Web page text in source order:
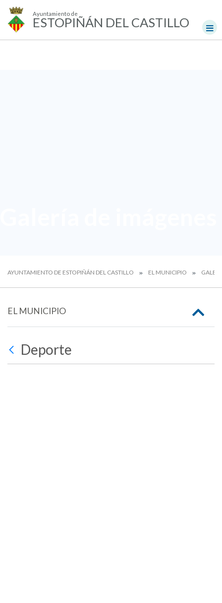
Ayuntamiento de
ESTOPIÑÁN DEL CASTILLO
AYUNTAMIENTO DE ESTOPIÑÁN DEL CASTILLO EL MUNICIPIO
EL MUNICIPIO
Deporte